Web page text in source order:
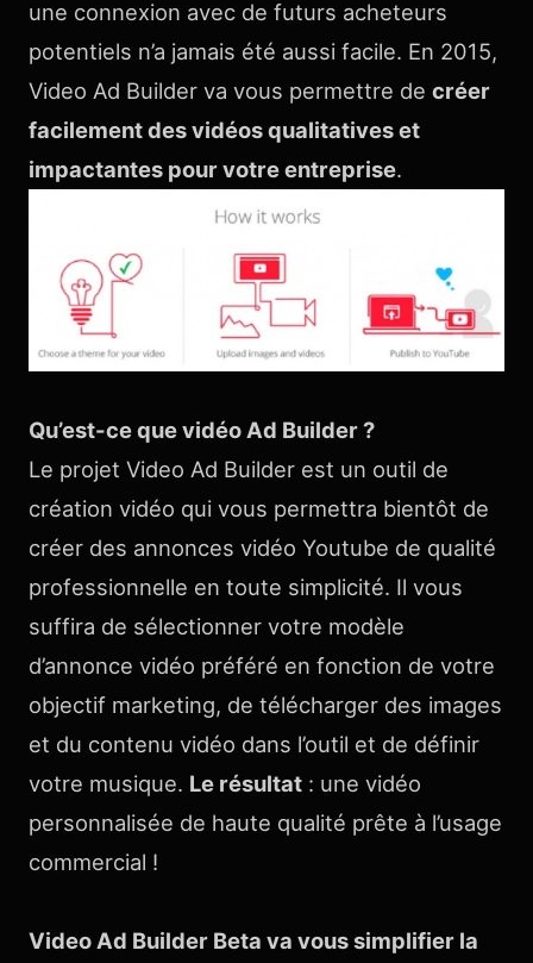
une connexion avec de futurs acheteurs
potentiels n’a jamais été aussi facile. En 2015,
Video Ad Builder va vous permettre de créer
facilement des vidéos qualitatives et
impactantes pour votre entreprise.
Qu’est-ce que vidéo Ad Builder ?
Le projet Video Ad Builder est un outil de
création vidéo qui vous permettra bientôt de
créer des annonces vidéo Youtube de qualité
professionnelle en toute simplicité. Il vous
suffira de sélectionner votre modèle
d’annonce vidéo préféré en fonction de votre
objectif marketing, de télécharger des images
et du contenu vidéo dans l’outil et de définir
votre musique. Le résultat : une vidéo
personnalisée de haute qualité prête à l’usage
commercial !
Video Ad Builder Beta va vous simplifier la